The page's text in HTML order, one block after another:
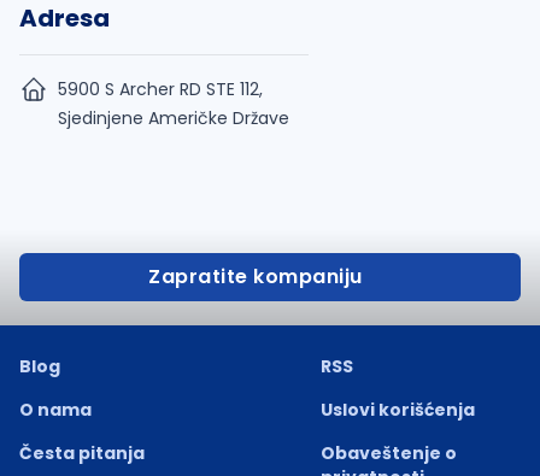
Adresa
5900 S Archer RD STE 112,
Sjedinjene Američke Države
Zapratite kompaniju
Blog
O nama
Česta pitanja
RSS
Uslovi korišćenja
Obaveštenje o